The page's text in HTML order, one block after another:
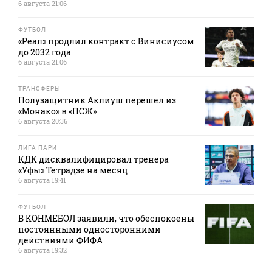
6 августа 21:06
ФУТБОЛ
«Реал» продлил контракт с Винисиусом
до 2032 года
6 августа 21:06
ТРАНСФЕРЫ
Полузащитник Аклиуш перешел из
«Монако» в «ПСЖ»
6 августа 20:36
ЛИГА ПАРИ
КДК дисквалифицировал тренера
«Уфы» Тетрадзе на месяц
6 августа 19:41
ФУТБОЛ
В КОНМЕБОЛ заявили, что обеспокоены
постоянными односторонними
действиями ФИФА
6 августа 19:32